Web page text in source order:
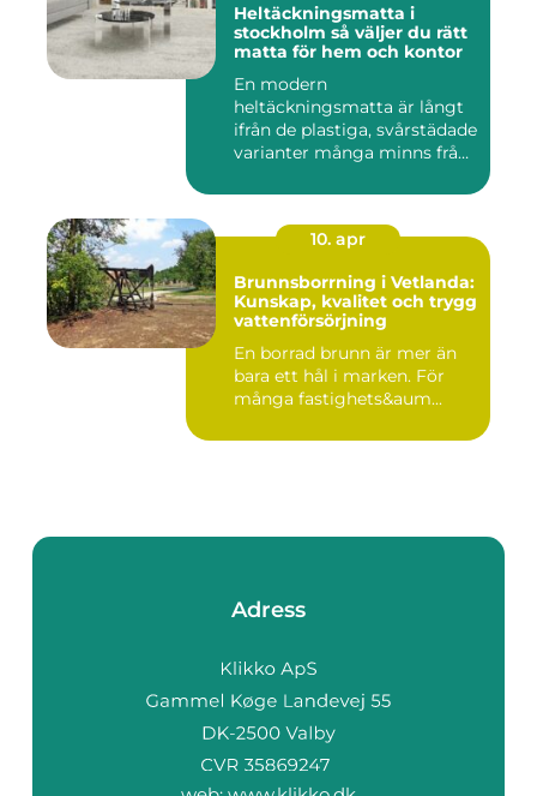
Heltäckningsmatta i
stockholm så väljer du rätt
matta för hem och kontor
En modern
heltäckningsmatta är långt
ifrån de plastiga, svårstädade
varianter många minns från
10. apr
Brunnsborrning i Vetlanda:
Kunskap, kvalitet och trygg
vattenförsörjning
En borrad brunn är mer än
bara ett hål i marken. För
många fastighets&aum...
Adress